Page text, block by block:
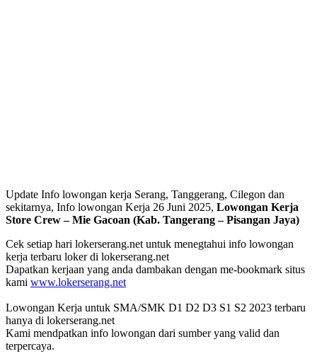
Update Info lowongan kerja Serang, Tanggerang, Cilegon dan
sekitarnya, Info lowongan Kerja 26 Juni 2025, Lowongan Kerja
Store Crew – Mie Gacoan (Kab. Tangerang – Pisangan Jaya)
Cek setiap hari lokerserang.net untuk menegtahui info lowongan
kerja terbaru loker di lokerserang.net
Dapatkan kerjaan yang anda dambakan dengan me-bookmark situs
kami www.lokerserang.net
Lowongan Kerja untuk SMA/SMK D1 D2 D3 S1 S2 2023 terbaru
hanya di lokerserang.net
Kami mendpatkan info lowongan dari sumber yang valid dan
terpercaya.